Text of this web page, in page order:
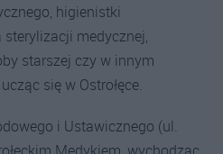
higienistki
medycznej,
starszej czy w innym
się w Ostrołęce.
i Ustawicznego (ul.